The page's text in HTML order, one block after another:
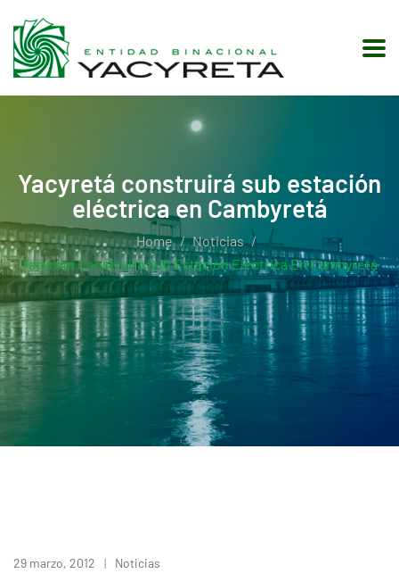
Yacyretá construirá sub estación
eléctrica en Cambyretá
Home
Noticias
Yacyretá Construirá Sub Estación Eléctrica En Cambyretá
29 marzo, 2012 Noticias